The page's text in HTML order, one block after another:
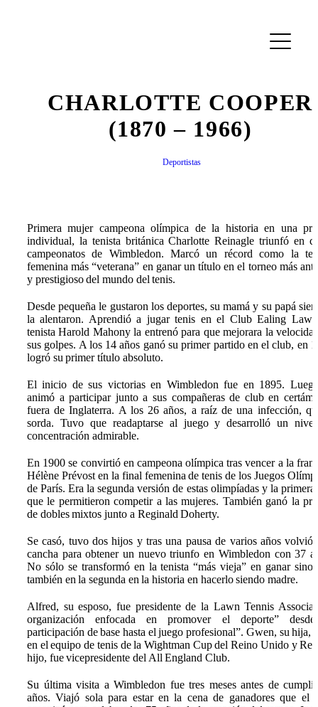
CHARLOTTE COOPER
(1870 – 1966)
Deportistas
Primera mujer campeona olímpica de la historia en una
individual, la tenista británica Charlotte Reinagle triunfó en
campeonatos de Wimbledon. Marcó un récord como la
femenina más “veterana” en ganar un título en el torneo más
y prestigioso del mundo del tenis.
Desde pequeña le gustaron los deportes, su mamá y su papá
la alentaron. Aprendió a jugar tenis en el Club Ealing
tenista Harold Mahony la entrenó para que mejorara la
sus golpes. A los 14 años ganó su primer partido en el club, en
logró su primer título absoluto.
El inicio de sus victorias en Wimbledon fue en 1895.
animó a participar junto a sus compañeras de club en
fuera de Inglaterra. A los 26 años, a raíz de una infección,
sorda. Tuvo que readaptarse al juego y desarrolló un
concentración admirable.
En 1900 se convirtió en campeona olímpica tras vencer a la
Hélène Prévost en la final femenina de tenis de los Juegos
de París. Era la segunda versión de estas olimpíadas y la primera
que le permitieron competir a las mujeres. También ganó la
de dobles mixtos junto a Reginald Doherty.
Se casó, tuvo dos hijos y tras una pausa de varios años volvió
cancha para obtener un nuevo triunfo en Wimbledon con 37
No sólo se transformó en la tenista “más vieja” en ganar sino
también en la segunda en la historia en hacerlo siendo madre.
Alfred, su esposo, fue presidente de la Lawn Tennis
organización enfocada en promover el deporte”
participación de base hasta el juego profesional”. Gwen, su hija,
en el equipo de tenis de la Wightman Cup del Reino Unido y
hijo, fue vicepresidente del All England Club.
Su última visita a Wimbledon fue tres meses antes de
años. Viajó sola para estar en la cena de ganadores que el